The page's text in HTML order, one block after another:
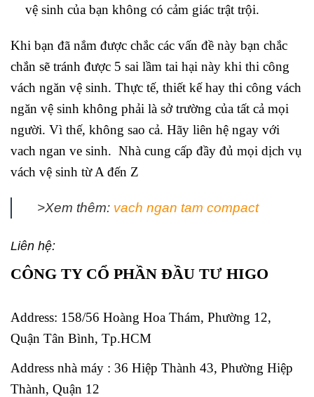
vệ sinh của bạn không có cảm giác trật trội.
Khi bạn đã nắm được chắc các vấn đề này bạn chắc
chắn sẽ tránh được 5 sai lầm tai hại này khi thi công
vách ngăn vệ sinh. Thực tế, thiết kế hay thi công vách
ngăn vệ sinh không phải là sở trường của tất cả mọi
người. Vì thế, không sao cả. Hãy liên hệ ngay với
vach ngan ve sinh. Nhà cung cấp đầy đủ mọi dịch vụ
vách vệ sinh từ A đến Z
>Xem thêm: vach ngan tam compact
Liên hệ:
CÔNG TY CỔ PHẦN ĐẦU TƯ HIGO
Address: 158/56 Hoàng Hoa Thám, Phường 12,
Quận Tân Bình, Tp.HCM
Address nhà máy : 36 Hiệp Thành 43, Phường Hiệp
Thành, Quận 12